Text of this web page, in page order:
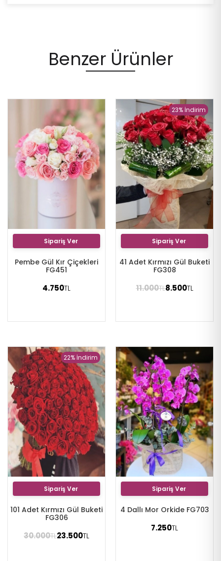
Benzer Ürünler
Sipariş Ver
Pembe Gül Kır Çiçekleri
FG451
4.750TL
23% İndirim
Sipariş Ver
41 Adet Kırmızı Gül Buketi
FG308
11.000TL8.500TL
22% İndirim
Sipariş Ver
101 Adet Kırmızı Gül Buketi
FG306
30.000TL23.500TL
Sipariş Ver
4 Dallı Mor Orkide FG703
7.250TL